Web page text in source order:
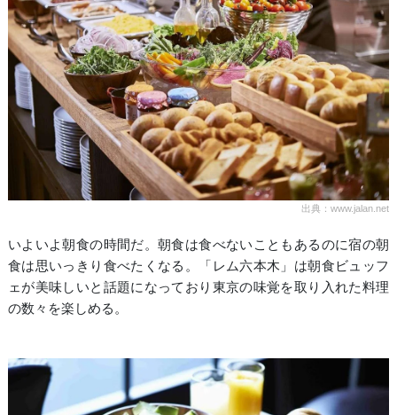
出典：www.jalan.net
いよいよ朝食の時間だ。朝食は食べないこともあるのに宿の朝
食は思いっきり食べたくなる。「レム六本木」は朝食ビュッフ
ェが美味しいと話題になっており東京の味覚を取り入れた料理
の数々を楽しめる。